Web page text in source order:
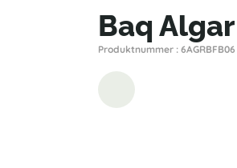
Baq Algar
Produktnummer : 6AGRBFB06